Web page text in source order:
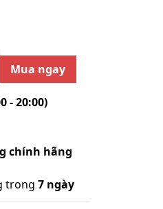
Mua ngay
- 20:00)
chính hãng
trong 7 ngày